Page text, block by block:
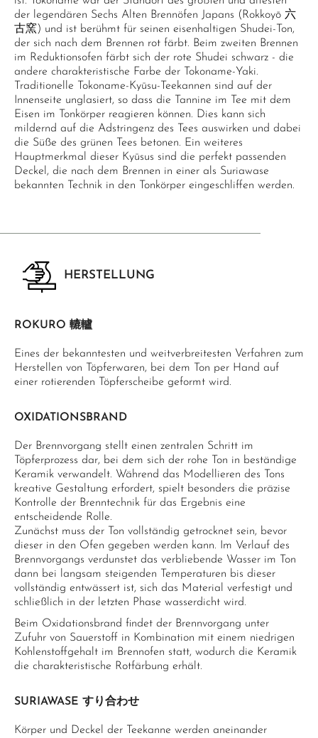
der legendären Sechs Alten Brennöfen Japans (Rokkoyō 六
古窯) und ist berühmt für seinen eisenhaltigen Shudei-Ton,
der sich nach dem Brennen rot färbt. Beim zweiten Brennen
im Reduktionsofen färbt sich der rote Shudei schwarz - die
andere charakteristische Farbe der Tokoname-Yaki.
Traditionelle Tokoname-Kyūsu-Teekannen sind auf der
Innenseite unglasiert, so dass die Tannine im Tee mit dem
Eisen im Tonkörper reagieren können. Dies kann sich
mildernd auf die Adstringenz des Tees auswirken und dabei
die Süße des grünen Tees betonen. Ein weiteres
Hauptmerkmal dieser Kyūsus sind die perfekt passenden
Deckel, die nach dem Brennen in einer als Suriawase
bekannten Technik in den Tonkörper eingeschliffen werden.
HERSTELLUNG
ROKURO 轆轤
Eines der bekanntesten und weitverbreitesten Verfahren zum
Herstellen von Töpferwaren, bei dem Ton per Hand auf
einer rotierenden Töpferscheibe geformt wird.
OXIDATIONSBRAND
Der Brennvorgang stellt einen zentralen Schritt im
Töpferprozess dar, bei dem sich der rohe Ton in beständige
Keramik verwandelt. Während das Modellieren des Tons
kreative Gestaltung erfordert, spielt besonders die präzise
Kontrolle der Brenntechnik für das Ergebnis eine
entscheidende Rolle.
Zunächst muss der Ton vollständig getrocknet sein, bevor
dieser in den Ofen gegeben werden kann. Im Verlauf des
Brennvorgangs verdunstet das verbliebende Wasser im Ton
dann bei langsam steigenden Temperaturen bis dieser
vollständig entwässert ist, sich das Material verfestigt und
schließlich in der letzten Phase wasserdicht wird.
Beim Oxidationsbrand findet der Brennvorgang unter
Zufuhr von Sauerstoff in Kombination mit einem niedrigen
Kohlenstoffgehalt im Brennofen statt, wodurch die Keramik
die charakteristische Rotfärbung erhält.
SURIAWASE すり合わせ
Körper und Deckel der Teekanne werden aneinander